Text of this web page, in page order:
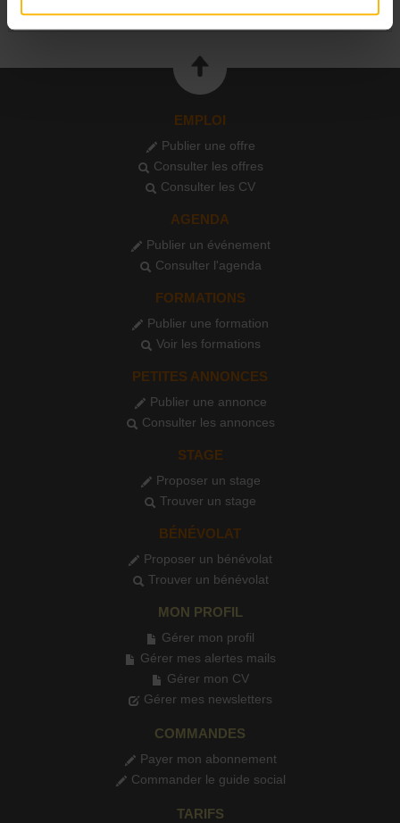
EMPLOI
Publier une offre
Consulter les offres
Consulter les CV
AGENDA
Publier un événement
Consulter l'agenda
FORMATIONS
Publier une formation
Voir les formations
PETITES ANNONCES
Publier une annonce
Consulter les annonces
STAGE
Proposer un stage
Trouver un stage
BÉNÉVOLAT
Proposer un bénévolat
Trouver un bénévolat
MON PROFIL
Gérer mon profil
Gérer mes alertes mails
Gérer mon CV
Gérer mes newsletters
COMMANDES
Payer mon abonnement
Commander le guide social
TARIFS